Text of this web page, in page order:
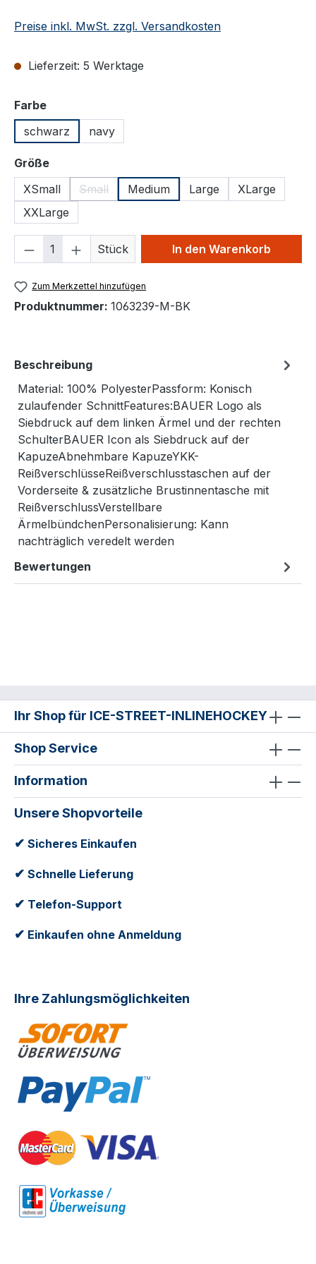
Preise inkl. MwSt. zzgl. Versandkosten
Lieferzeit: 5 Werktage
Farbeauswählen
schwarz
navy
Größeauswählen
XSmall
Small
(Diese Option ist zurzeit nicht verfügbar.)
Medium Large
XLarge
XXLarge
Produkt Anzahl: Gib den
Stück In den Warenkorb
Zum Merkzettel hinzufügen
Produktnummer: 1063239-M-BK
Beschreibung
Material: 100% PolyesterPassform: Konisch
zulaufender SchnittFeatures:BAUER Logo als
Siebdruck auf dem linken Ärmel und der rechten
SchulterBAUER Icon als Siebdruck auf der
KapuzeAbnehmbare KapuzeYKK-
ReißverschlüsseReißverschlusstaschen auf der
Vorderseite & zusätzliche Brustinnentasche mit
ReißverschlussVerstellbare
ÄrmelbündchenPersonalisierung: Kann
nachträglich veredelt werden
Bewertungen
Ihr Shop für ICE-STREET-INLINEHOCKEY
Shop Service
Information
Unsere Shopvorteile
✔ Sicheres Einkaufen
✔ Schnelle Lieferung
✔ Telefon-Support
✔ Einkaufen ohne Anmeldung
Ihre Zahlungsmöglichkeiten